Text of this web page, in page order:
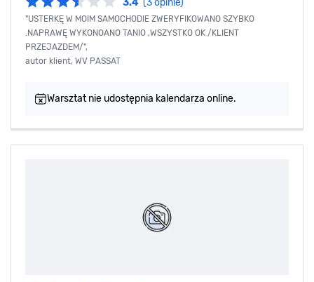
3.4 (3 opinie)
"USTERKĘ W MOIM SAMOCHODIE ZWERYFIKOWANO SZYBKO
.NAPRAWĘ WYKONOANO TANIO ,WSZYSTKO OK /KLIENT
PRZEJAZDEM/",
autor klient, WV PASSAT
Warsztat nie udostępnia kalendarza online.